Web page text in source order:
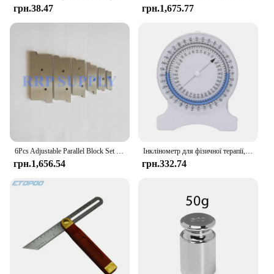
**Versatile and Reliable**
This scale is not just for air travel; it's a versatile
tool for all your weighing needs. Whether you're
packing for a road trip or need to weigh packages
for shipping, the Accurate Scale for Luggage is up
to the task. With a high-capacity range, it can
handle a variety of items, from small parcels to
large suitcases. Its precision weighing ensures that
you get an accurate reading every time, making it an
indispensable tool for vendors, suppliers, and
individuals alike.
**Designed for Convenience**
The Accurate Scale for Luggage isn't just about
functionality; it's also designed with convenience in
mind. The scale's built-in handle makes it easy to
carry, and its compact size means it won't take up
much space in your luggage. This scale is available
for wholesale and bulk purchases, making it an
excellent option for vendors and suppliers looking
грн.38.47 грн.1,675.77
6Pcs Adjustable Parallel Block Set Steel 3/8~2-1/4in Adjustment Range for Accurate Measurement Parallel Pad, parallel set block
грн.1,656.54
Інклінометр для фізичної терапії, бульбашка без витоку, точні вимірювання для студентів, професіоналів, інклінометр без витоків
грн.332.74